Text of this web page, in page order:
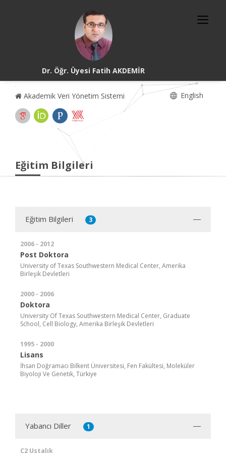
Dr. Öğr. Üyesi Fatih AKDEMİR
Akademik Veri Yönetim Sistemi English
Eğitim Bilgileri
Eğitim Bilgileri 3
2006 - 2012
Post Doktora
University of Texas Southwestern Medical Center, Amerika
Birleşik Devletleri
2000 - 2006
Doktora
University Of Texas Southwestern Medical Center, Graduate
School, Cell Biology, Amerika Birleşik Devletleri
1995 - 2000
Lisans
İhsan Doğramacı Bilkent Üniversitesi, Fen Fakültesi, Moleküler
Biyoloji Ve Genetik, Türkiye
Yabancı Diller 1
C2 Ustalık